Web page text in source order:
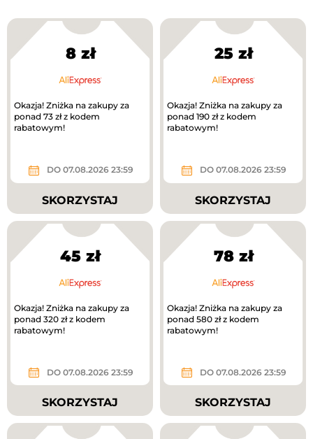
8 zł
Okazja! Zniżka na zakupy za
ponad 73 zł z kodem
rabatowym!
DO 07.08.2026 23:59
SKORZYSTAJ
25 zł
Okazja! Zniżka na zakupy za
ponad 190 zł z kodem
rabatowym!
DO 07.08.2026 23:59
SKORZYSTAJ
45 zł
Okazja! Zniżka na zakupy za
ponad 320 zł z kodem
rabatowym!
DO 07.08.2026 23:59
SKORZYSTAJ
78 zł
Okazja! Zniżka na zakupy za
ponad 580 zł z kodem
rabatowym!
DO 07.08.2026 23:59
SKORZYSTAJ